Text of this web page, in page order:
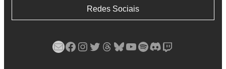
Redes Sociais
Mail Facebook Instagram Twitter Threads Bluesky YouTube Spotify Discord Twitch